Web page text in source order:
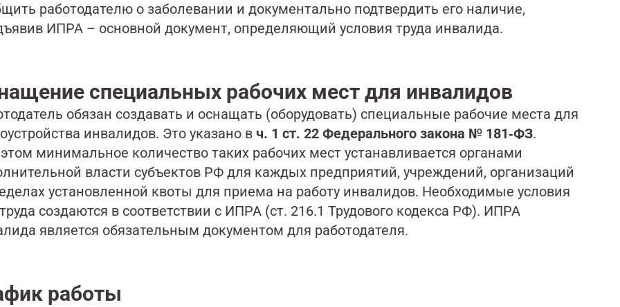
работодателю о заболевании и документально подтвердить его наличие,
ИПРА – основной документ, определяющий условия труда инвалида.
специальных рабочих мест для инвалидов
обязан создавать и оснащать (оборудовать) специальные рабочие места для
инвалидов. Это указано в ч. 1 ст. 22 Федерального закона № 181‑ФЗ.
минимальное количество таких рабочих мест устанавливается органами
власти субъектов РФ для каждых предприятий, учреждений, организаций
установленной квоты для приема на работу инвалидов. Необходимые условия
создаются в соответствии с ИПРА (ст. 216.1 Трудового кодекса РФ). ИПРА
является обязательным документом для работодателя.
работы